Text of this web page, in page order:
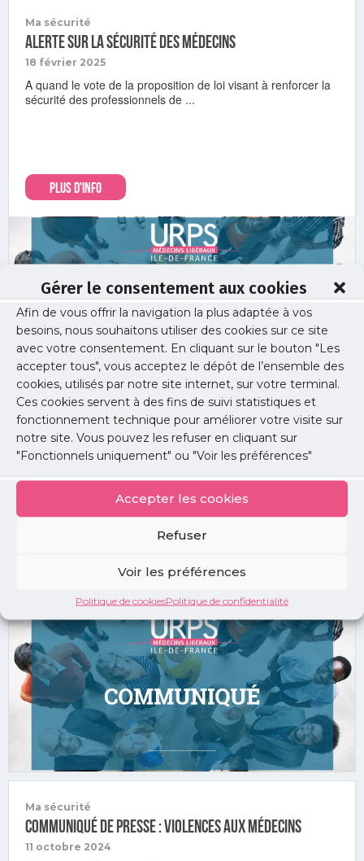
Gérer le consentement aux cookies
Afin de vous offrir la navigation la plus adaptée à vos
besoins, nous souhaitons utiliser des cookies sur ce site
avec votre consentement. En cliquant sur le bouton "Les
accepter tous", vous acceptez le dépôt de l’ensemble des
cookies, utilisés par notre site internet, sur votre terminal.
Ces cookies servent à des fins de suivi statistiques et
fonctionnement technique pour améliorer votre visite sur
notre site. Vous pouvez les refuser en cliquant sur
"Fonctionnels uniquement" ou "Voir les préférences"
Accepter les cookies
Refuser
Voir les préférences
Politique de cookiesPolitique de confidentialité
Ma sécurité
Alerte sur la sécurité des médecins
18 février 2025
A quand le vote de la proposition de loi visant à renforcer la
sécurité des professionnels de ...
PLUS D'INFO
Ma sécurité
Stop aux violences : pour la proposition de loi Pradal
28 novembre 2024
Soutien à notre confrère agressé à Drancy.
Ma sécurité
Communiqué de presse : violences aux médecins
11 octobre 2024